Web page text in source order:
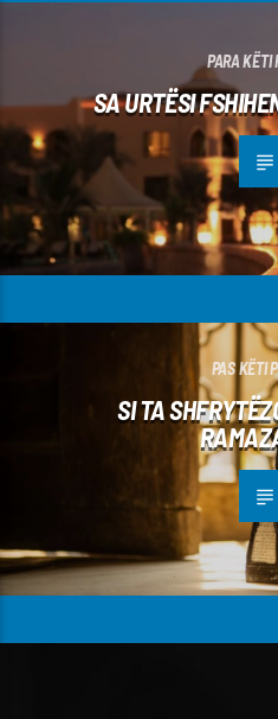
PARA KËTI
SA URTËSI
PAS KËTI
SI TA